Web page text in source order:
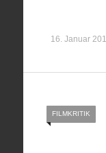
16. Januar
FILMKRITIK